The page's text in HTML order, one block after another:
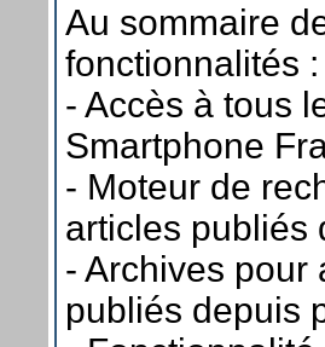
Au sommaire
fonctionnalités :
- Accès à tous
Smartphone
- Moteur de
articles publiés
- Archives pour
publiés depuis